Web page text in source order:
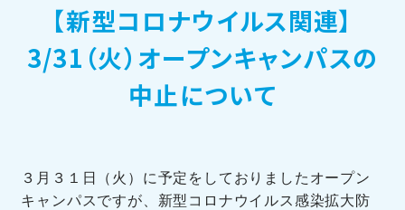
訪問者別メニュー
【新型コロナウイルス関連】
3/31（火）オープンキャンパスの
中止について
３月３１日（火）に予定をしておりましたオープン
キャンパスですが、新型コロナウイルス感染拡大防